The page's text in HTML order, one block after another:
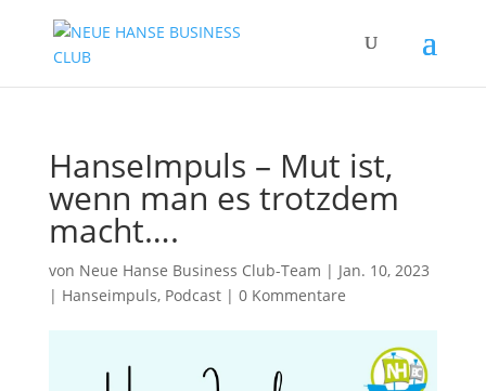
HanseImpuls – Mut ist,
wenn man es trotzdem
macht….
von Neue Hanse Business Club-Team | Jan. 10, 2023
| Hanseimpuls, Podcast| 0 Kommentare